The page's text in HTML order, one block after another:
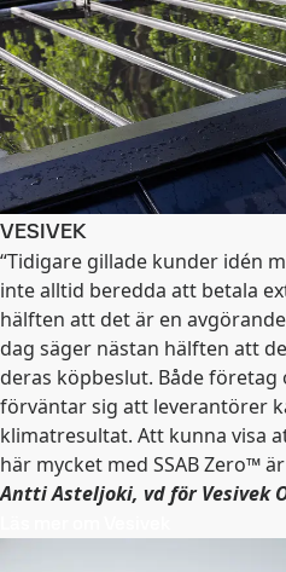
VESIVEK
“Tidigare gillade kunder idén
inte alltid beredda att betala
hälften att det är en
dag säger nästan hälften att
deras köpbeslut. Både
förväntar sig att leverantörer
klimatresultat. Att kunna visa
här mycket med SSAB Zero™
Antti Asteljoki, vd för Vesivek